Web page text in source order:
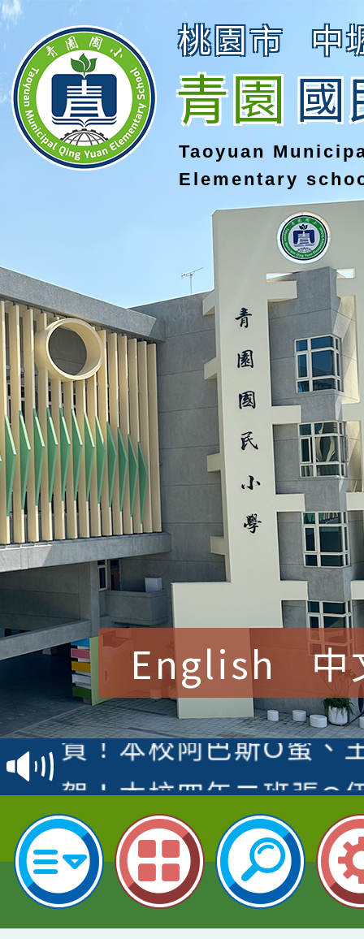
桃園市 中
青園國
Taoyuan
Elementary
English 中
賀！本校參加桃園市中
賽 洪綺君教師榮獲社
名
賀！本校阿巴斯O蜜、
倩參加桃園市科展 國
名 指導老師王老師、
賀！本校四年二班張O
園市英語競賽國小朗讀
指導老師林老師
賀！本校參加桃園市中
賽 劉文瑛教師榮獲教
臺灣台語-第二名
賀！本校參與2026世
市賽榮獲科學小創客佳
賀！本校參加桃園市中